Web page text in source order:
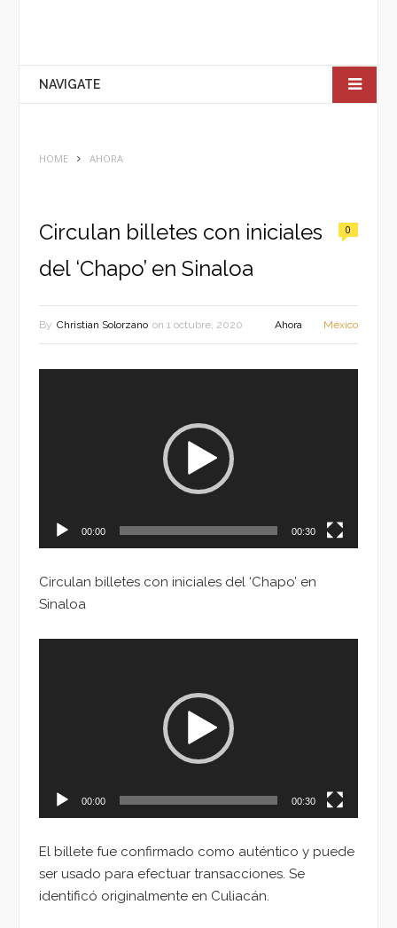
NAVIGATE
HOME AHORA
Circulan billetes con iniciales
del ‘Chapo’ en Sinaloa
0
By Christian Solorzano on 1 octubre, 2020 Ahora México
00:00 00:30
Circulan billetes con iniciales del ‘Chapo’ en
Sinaloa
00:00 00:30
El billete fue confirmado como auténtico y puede
ser usado para efectuar transacciones. Se
identificó originalmente en Culiacán.